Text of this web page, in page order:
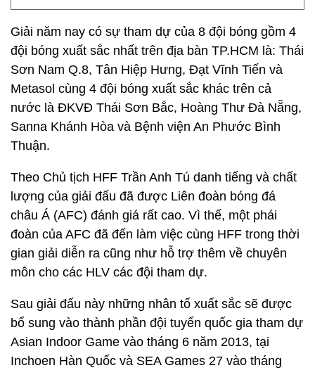
Giải năm nay có sự tham dự của 8 đội bóng gồm 4
đội bóng xuất sắc nhất trên địa bàn TP.HCM là: Thái
Sơn Nam Q.8, Tân Hiệp Hưng, Đạt Vĩnh Tiến và
Metasol cùng 4 đội bóng xuất sắc khác trên cả
nước là ĐKVĐ Thái Sơn Bắc, Hoàng Thư Đà Nẵng,
Sanna Khánh Hòa và Bệnh viện An Phước Bình
Thuận.
Theo Chủ tịch HFF Trần Anh Tú danh tiếng và chất
lượng của giải đấu đã được Liên đoàn bóng đá
châu Á (AFC) đánh giá rất cao. Vì thế, một phái
đoàn của AFC đã đến làm việc cùng HFF trong thời
gian giải diễn ra cũng như hỗ trợ thêm về chuyên
môn cho các HLV các đội tham dự.
Sau giải đấu này những nhân tố xuất sắc sẽ được
bổ sung vào thành phần đội tuyển quốc gia tham dự
Asian Indoor Game vào tháng 6 năm 2013, tại
Inchoen Hàn Quốc và SEA Games 27 vào tháng